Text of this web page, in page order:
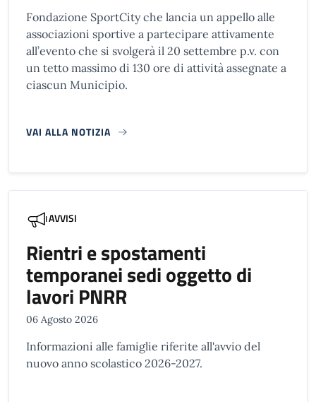
Fondazione SportCity che lancia un appello alle
associazioni sportive a partecipare attivamente
all’evento che si svolgerà il 20 settembre p.v. con
un tetto massimo di 130 ore di attività assegnate a
ciascun Municipio.
VAI ALLA NOTIZIA
AVVISI
Rientri e spostamenti
temporanei sedi oggetto di
lavori PNRR
06 Agosto 2026
Informazioni alle famiglie riferite all'avvio del
nuovo anno scolastico 2026-2027.